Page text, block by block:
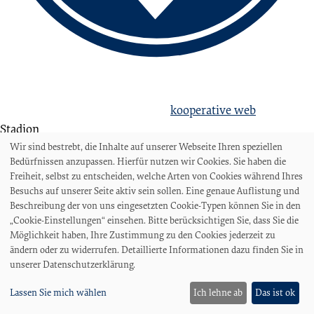
kooperative web
Stadion
Stadion am Panzenberg
Sportanlage Hohweg
Stadionordnung
Stadionzeitung
Fans
Heim
Gast
Live im TV
Wir sind bestrebt, die Inhalte auf unserer Webseite Ihren speziellen
Bedürfnissen anzupassen. Hierfür nutzen wir Cookies. Sie haben die
Freiheit, selbst zu entscheiden, welche Arten von Cookies während Ihres
Besuchs auf unserer Seite aktiv sein sollen. Eine genaue Auflistung und
Beschreibung der von uns eingesetzten Cookie-Typen können Sie in den
„Cookie-Einstellungen“ einsehen. Bitte berücksichtigen Sie, dass Sie die
Möglichkeit haben, Ihre Zustimmung zu den Cookies jederzeit zu
ändern oder zu widerrufen. Detaillierte Informationen dazu finden Sie in
unserer Datenschutzerklärung.
Lassen Sie mich wählen Ich lehne ab Das ist ok